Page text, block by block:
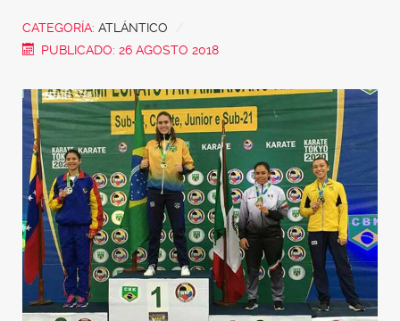
CATEGORÍA: ATLÁNTICO
PUBLICADO: 26 AGOSTO 2018